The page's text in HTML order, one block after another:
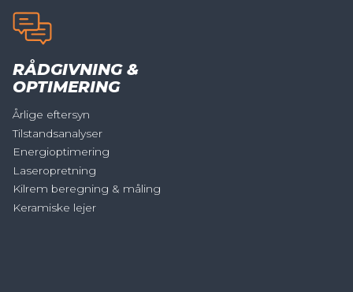
RÅDGIVNING &
OPTIMERING
Årlige eftersyn
Tilstandsanalyser
Energioptimering
Laseropretning
Kilrem beregning & måling
Keramiske lejer